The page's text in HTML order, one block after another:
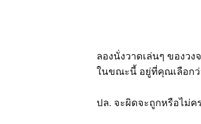
ลองนั่งวาดเล่นๆ ของว
ในขณะนี้ อยู่ที่คุณเลือกว่
ปล. จะผิดจะถูกหรือไม่